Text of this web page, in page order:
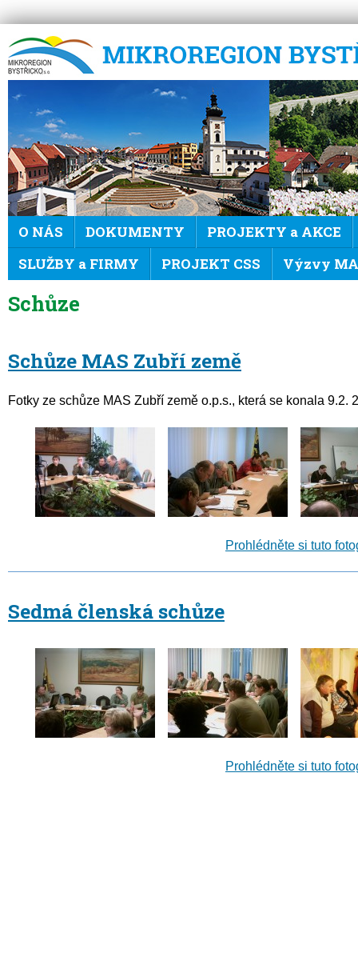
Mikroregion Bystřicko
O NÁS DOKUMENTY
PROJEKTY a AKCE
SLUŽBY a FIRMY
PROJEKT CSS Výzvy
Schůze
Schůze MAS Zubří země
Fotky ze schůze MAS Zubří země o.p.s., která se konala 9.2.
Prohlédněte si tuto
Sedmá členská schůze
Prohlédněte si tuto